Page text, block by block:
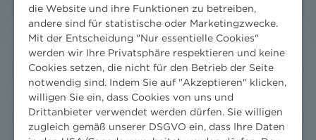
Nachrichten
News aktuell
die Website und ihre Funktionen zu betreiben,
andere sind für statistische oder Marketingzwecke.
Mit der Entscheidung "Nur essentielle Cookies"
werden wir Ihre Privatsphäre respektieren und keine
Cookies setzen, die nicht für den Betrieb der Seite
notwendig sind. Indem Sie auf "Akzeptieren" klicken,
willigen Sie ein, dass Cookies von uns und
Drittanbieter verwendet werden dürfen. Sie willigen
zugleich gemäß unserer DSGVO ein, dass Ihre Daten